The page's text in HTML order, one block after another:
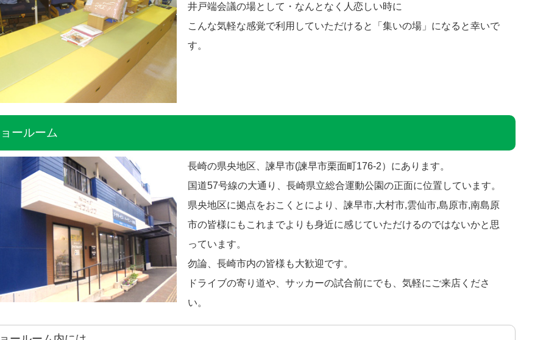
井戸端会議の場として・なんとなく人恋しい時に
こんな気軽な感覚で利用していただけると「集いの場」になると幸いで
す。
ョールーム
長崎の県央地区、諫早市(諫早市栗面町176-2）にあります。
国道57号線の大通り、長崎県立総合運動公園の正面に位置しています。
県央地区に拠点をおこくとにより、諫早市,大村市,雲仙市,島原市,南島原
市の皆様にもこれまでよりも身近に感じていただけるのではないかと思
っています。
勿論、長崎市内の皆様も大歓迎です。
ドライブの寄り道や、サッカーの試合前にでも、気軽にご来店くださ
い。